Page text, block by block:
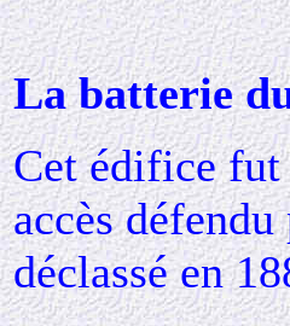
La batterie
Cet édifice
accès
déclassé en